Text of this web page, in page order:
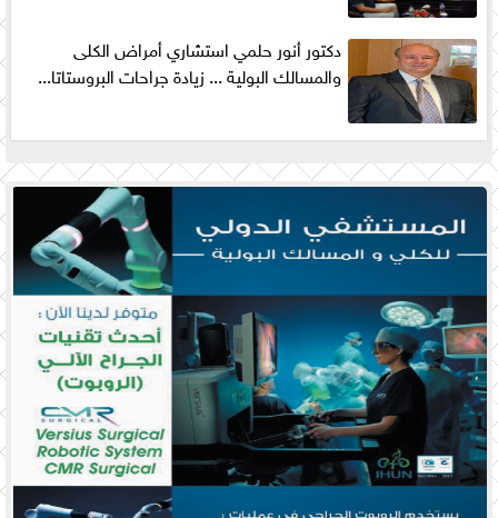
دكتور أنور حلمي استشاري أمراض الكلى
والمسالك البولية ... زيادة جراحات البروستاتا...